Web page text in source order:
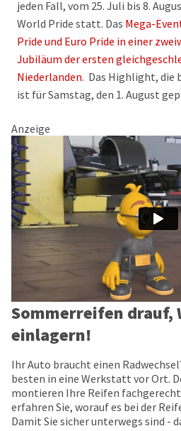
jeden Fall, vom 25. Juli bis 8.
World Pride statt. Das Mega-
Pride und Euro Pride in einer
Jubiläum der ersten
Niederlanden. Das Highlight, die
ist für Samstag, den 1. August
Anzeige
Sommerreifen drauf,
einlagern!
Ihr Auto braucht einen
besten in eine Werkstatt vor Ort.
montieren Ihre Reifen fachgerecht
erfahren Sie, worauf es bei der
Damit Sie sicher unterwegs sind -